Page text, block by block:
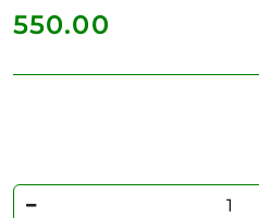
cena:
550.00
Ilość